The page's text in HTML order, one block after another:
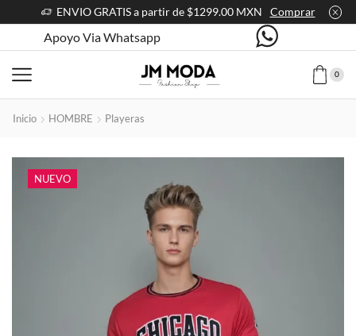
ENVIO GRATIS a partir de $1299.00 MXN Comprar
Apoyo Via Whatsapp
0
Inicio HOMBRE Playeras
NUEVO